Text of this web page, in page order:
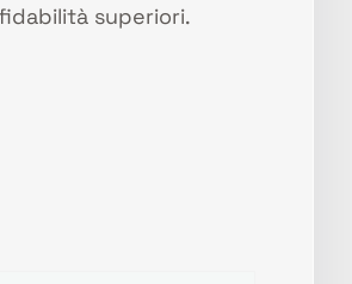
superiori.